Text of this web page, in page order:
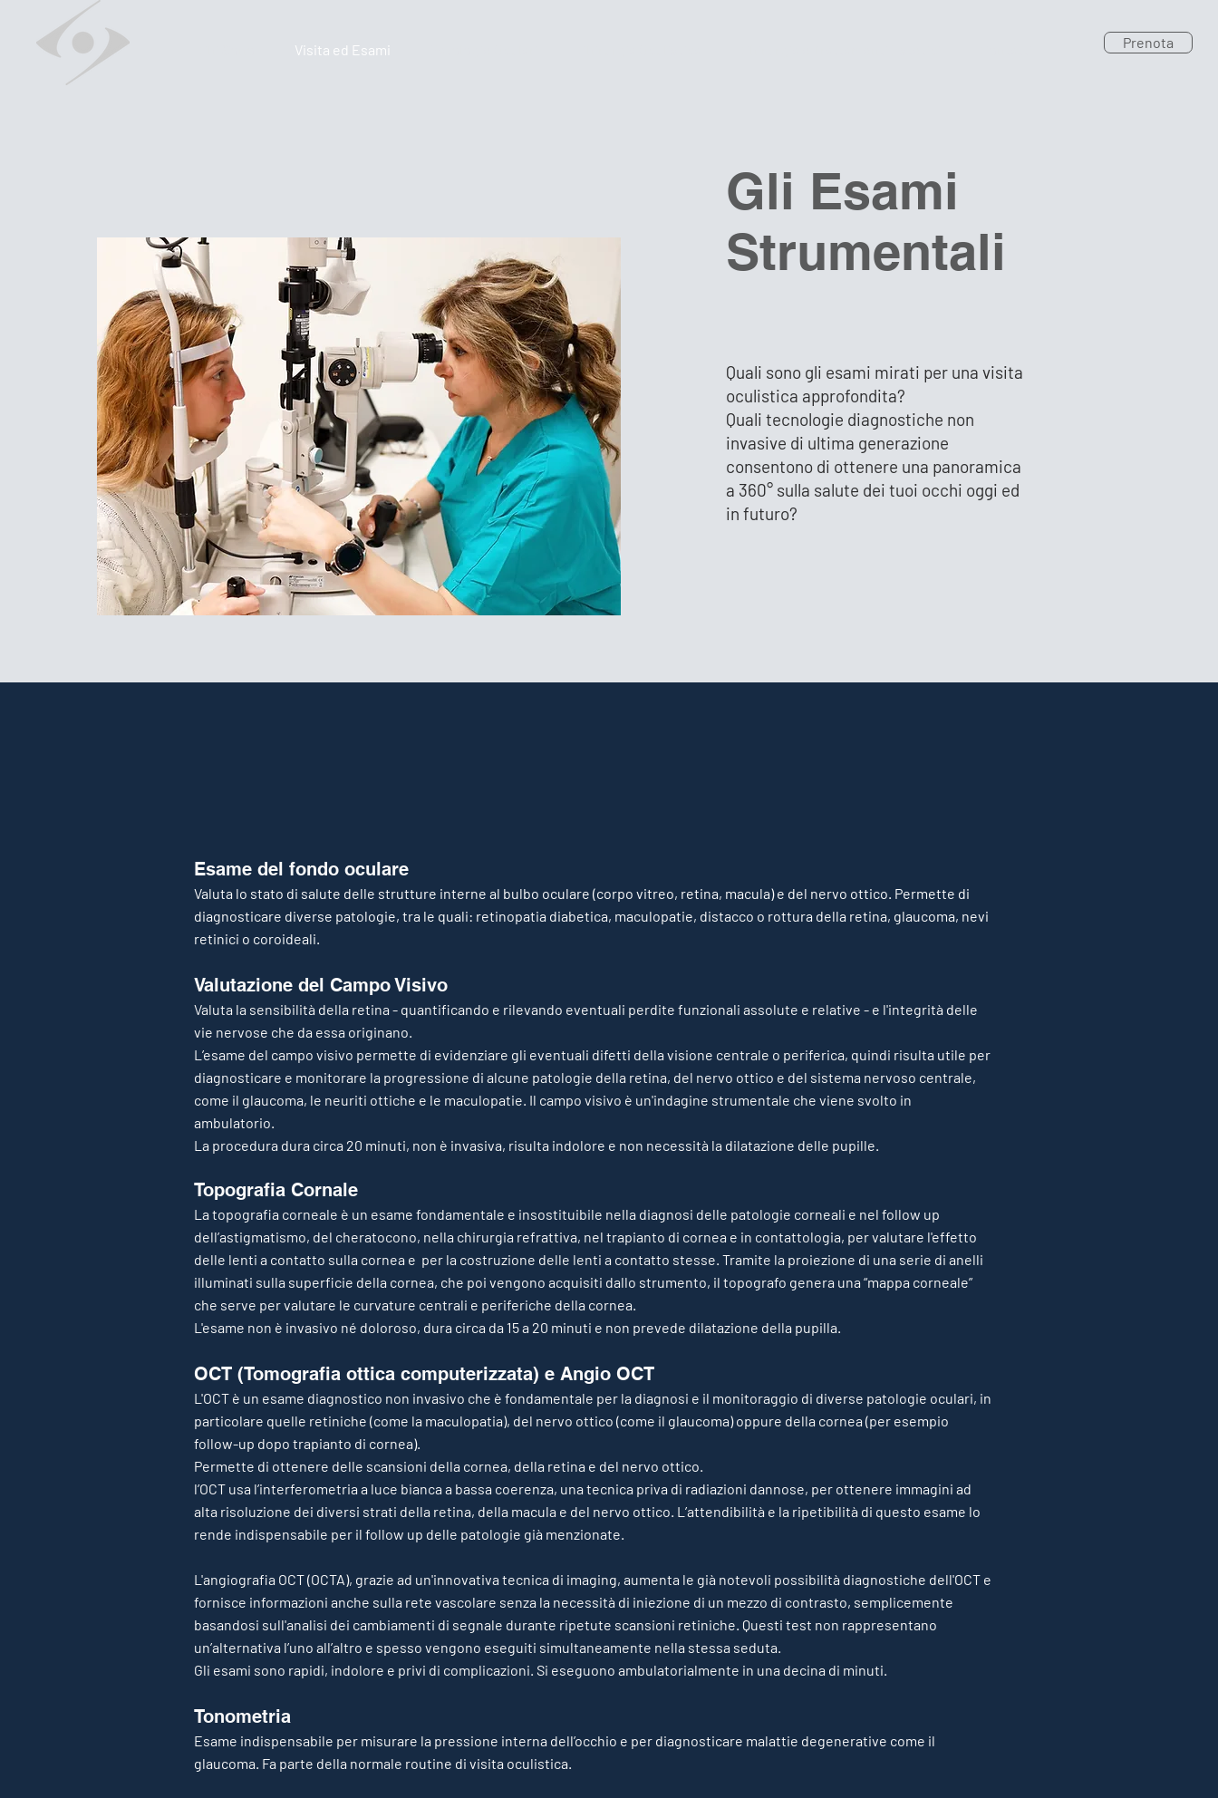
Prenota
Visita ed Esami
Gli Esami
Strumentali
Quali sono gli esami mirati per una visita
oculistica approfondita?
Quali tecnologie diagnostiche non
invasive di ultima generazione
consentono di ottenere una panoramica
a 360° sulla salute dei tuoi occhi oggi ed
in futuro?
Esame del fondo oculare
Valuta lo stato di salute delle strutture interne al bulbo oculare (corpo vitreo, retina, macula) e del nervo ottico. Permette di
diagnosticare diverse patologie, tra le quali: retinopatia diabetica, maculopatie, distacco o rottura della retina, glaucoma, nevi
retinici o coroideali.
Valutazione del Campo Visivo
Valuta la sensibilità della retina - quantificando e rilevando eventuali perdite funzionali assolute e relative - e l'integrità delle
vie nervose che da essa originano.
L’esame del campo visivo permette di evidenziare gli eventuali difetti della visione centrale o periferica, quindi risulta utile per
diagnosticare e monitorare la progressione di alcune patologie della retina, del nervo ottico e del sistema nervoso centrale,
come il glaucoma, le neuriti ottiche e le maculopatie. Il campo visivo è un'indagine strumentale che viene svolto in
ambulatorio.
La procedura dura circa 20 minuti, non è invasiva, risulta indolore e non necessità la dilatazione delle pupille.
Topografia Cornale
La topografia corneale è un esame fondamentale e insostituibile nella diagnosi delle patologie corneali e nel follow up
dell’astigmatismo, del cheratocono, nella chirurgia refrattiva, nel trapianto di cornea e in contattologia, per valutare l'effetto
delle lenti a contatto sulla cornea e per la costruzione delle lenti a contatto stesse. Tramite la proiezione di una serie di anelli
illuminati sulla superficie della cornea, che poi vengono acquisiti dallo strumento, il topografo genera una “mappa corneale”
che serve per valutare le curvature centrali e periferiche della cornea.
L'esame non è invasivo né doloroso, dura circa da 15 a 20 minuti e non prevede dilatazione della pupilla.
OCT (Tomografia ottica computerizzata) e Angio OCT
L'OCT è un esame diagnostico non invasivo che è fondamentale per la diagnosi e il monitoraggio di diverse patologie oculari, in
particolare quelle retiniche (come la maculopatia), del nervo ottico (come il glaucoma) oppure della cornea (per esempio
follow-up dopo trapianto di cornea).
Permette di ottenere delle scansioni della cornea, della retina e del nervo ottico.
l’OCT usa l’interferometria a luce bianca a bassa coerenza, una tecnica priva di radiazioni dannose, per ottenere immagini ad
alta risoluzione dei diversi strati della retina, della macula e del nervo ottico. L’attendibilità e la ripetibilità di questo esame lo
rende indispensabile per il follow up delle patologie già menzionate.
L'angiografia OCT (OCTA), grazie ad un'innovativa tecnica di imaging, aumenta le già notevoli possibilità diagnostiche dell'OCT e
fornisce informazioni anche sulla rete vascolare senza la necessità di iniezione di un mezzo di contrasto, semplicemente
basandosi sull'analisi dei cambiamenti di segnale durante ripetute scansioni retiniche. Questi test non rappresentano
un’alternativa l’uno all’altro e spesso vengono eseguiti simultaneamente nella stessa seduta.
Gli esami sono rapidi, indolore e privi di complicazioni. Si eseguono ambulatorialmente in una decina di minuti.
Tonometria
Esame indispensabile per misurare la pressione interna dell’occhio e per diagnosticare malattie degenerative come il
glaucoma. Fa parte della normale routine di visita oculistica.